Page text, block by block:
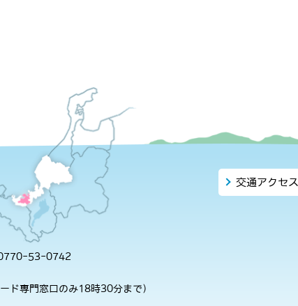
0770-53-0742
ド専門窓口のみ18時30分まで）
交通アクセス